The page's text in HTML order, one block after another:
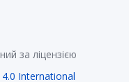
за ліцензією
International